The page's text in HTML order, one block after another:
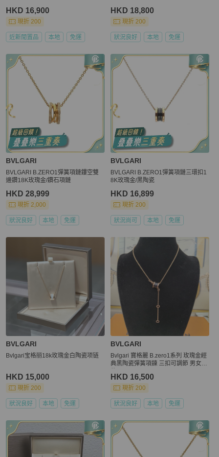
HKD 16,900
現折 200
近新閒置品 本地 免運
HKD 18,800
現折 200
狀況良好 本地 免運
BVLGARI
BVLGARI B.ZERO1彈簧項鏈鏤空雙
邊鑽18K玫瑰金/鑽石項鏈
HKD 28,999
現折 2,000
狀況良好 本地 免運
BVLGARI
BVLGARI B.ZERO1彈簧項鏈三環扣1
8K玫瑰金/黑陶瓷
HKD 16,899
現折 200
狀況尚可 本地 免運
BVLGARI
Bvlgari宝格丽18k玫瑰金白陶瓷项链
HKD 15,000
現折 200
狀況良好 本地 免運
BVLGARI
Bvlgari 寶格麗 B.zero1系列 玫瑰金經
典黑陶瓷彈簧項鍊 三扣可調節 男女同
HKD 16,500
現折 200
狀況良好 本地 免運